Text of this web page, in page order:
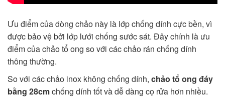
Ưu điểm của dòng chảo này là lớp chống dính cực bền, vì
được bảo vệ bởi lớp lưới chống sước sát. Đây chính là ưu
điểm của chảo tổ ong so với các chảo rán chống dính
thông thường.
So với các chảo inox không chống dính, chảo tổ ong đáy
bằng 28cmchống dính tốt và dễ dàng cọ rửa hơn nhiều.